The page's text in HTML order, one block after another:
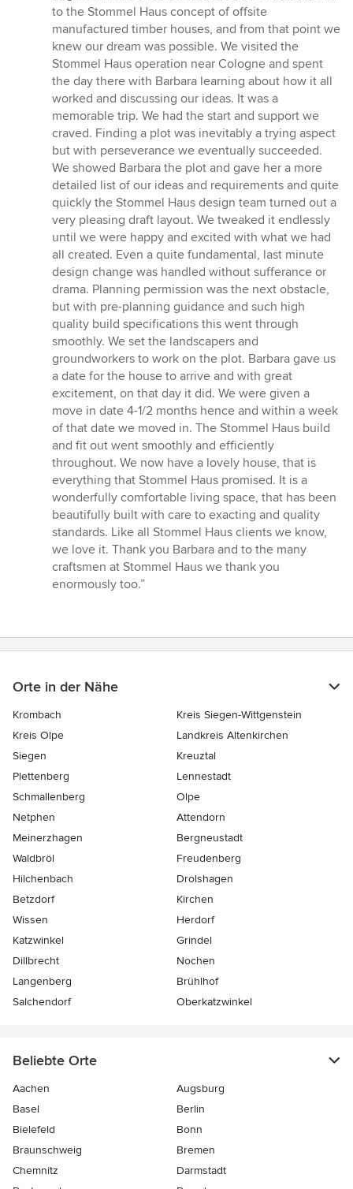
to the Stommel Haus concept of offsite
manufactured timber houses, and from that point we
knew our dream was possible. We visited the
Stommel Haus operation near Cologne and spent
the day there with Barbara learning about how it all
worked and discussing our ideas. It was a
memorable trip. We had the start and support we
craved. Finding a plot was inevitably a trying aspect
but with perseverance we eventually succeeded.
We showed Barbara the plot and gave her a more
detailed list of our ideas and requirements and quite
quickly the Stommel Haus design team turned out a
very pleasing draft layout. We tweaked it endlessly
until we were happy and excited with what we had
all created. Even a quite fundamental, last minute
design change was handled without sufferance or
drama. Planning permission was the next obstacle,
but with pre-planning guidance and such high
quality build specifications this went through
smoothly. We set the landscapers and
groundworkers to work on the plot. Barbara gave us
a date for the house to arrive and with great
excitement, on that day it did. We were given a
move in date 4-1/2 months hence and within a week
of that date we moved in. The Stommel Haus build
and fit out went smoothly and efficiently
throughout. We now have a lovely house, that is
everything that Stommel Haus promised. It is a
wonderfully comfortable living space, that has been
beautifully built with care to exacting and quality
standards. Like all Stommel Haus clients we know,
we love it. Thank you Barbara and to the many
craftsmen at Stommel Haus we thank you
enormously too.”
Orte in der Nähe
Krombach
Kreis Siegen-Wittgenstein
Kreis Olpe
Landkreis Altenkirchen
Siegen
Kreuztal
Plettenberg
Lennestadt
Schmallenberg
Olpe
Netphen
Attendorn
Meinerzhagen
Bergneustadt
Waldbröl
Freudenberg
Hilchenbach
Drolshagen
Betzdorf
Kirchen
Wissen
Herdorf
Katzwinkel
Grindel
Dillbrecht
Nochen
Langenberg
Brühlhof
Salchendorf
Oberkatzwinkel
Beliebte Orte
Aachen
Augsburg
Basel
Berlin
Bielefeld
Bonn
Braunschweig
Bremen
Chemnitz
Darmstadt